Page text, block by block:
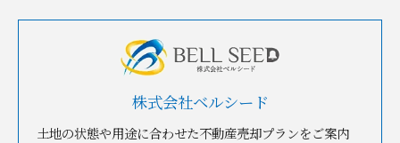
株式会社ベルシード
土地の状態や用途に合わせた不動産売却プランをご案内